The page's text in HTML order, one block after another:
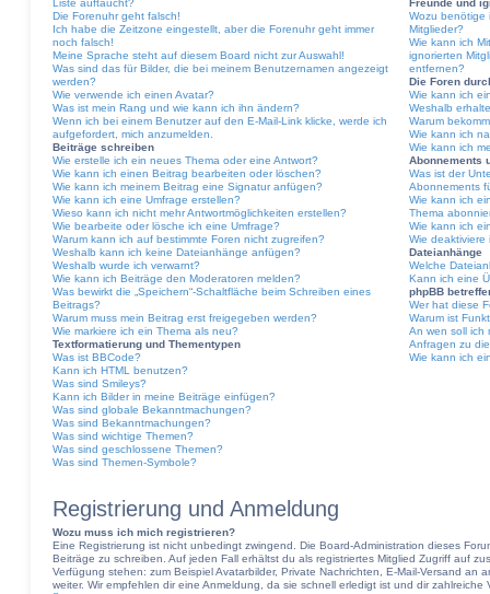
Liste auftaucht?
Die Forenuhr geht falsch!
Ich habe die Zeitzone eingestellt, aber die Forenuhr geht immer
noch falsch!
Meine Sprache steht auf diesem Board nicht zur Auswahl!
Was sind das für Bilder, die bei meinem Benutzernamen angezeigt
werden?
Wie verwende ich einen Avatar?
Was ist mein Rang und wie kann ich ihn ändern?
Wenn ich bei einem Benutzer auf den E-Mail-Link klicke, werde ich
aufgefordert, mich anzumelden.
Beiträge schreiben
Wie erstelle ich ein neues Thema oder eine Antwort?
Wie kann ich einen Beitrag bearbeiten oder löschen?
Wie kann ich meinem Beitrag eine Signatur anfügen?
Wie kann ich eine Umfrage erstellen?
Wieso kann ich nicht mehr Antwortmöglichkeiten erstellen?
Wie bearbeite oder lösche ich eine Umfrage?
Warum kann ich auf bestimmte Foren nicht zugreifen?
Weshalb kann ich keine Dateianhänge anfügen?
Weshalb wurde ich verwarnt?
Wie kann ich Beiträge den Moderatoren melden?
Was bewirkt die „Speichern“-Schaltfläche beim Schreiben eines
Beitrags?
Warum muss mein Beitrag erst freigegeben werden?
Wie markiere ich ein Thema als neu?
Textformatierung und Thementypen
Was ist BBCode?
Kann ich HTML benutzen?
Was sind Smileys?
Kann ich Bilder in meine Beiträge einfügen?
Was sind globale Bekanntmachungen?
Was sind Bekanntmachungen?
Was sind wichtige Themen?
Was sind geschlossene Themen?
Was sind Themen-Symbole?
Freunde und
Wozu benötige
Mitglieder?
Wie kann ich
ignorierten
entfernen?
Die Foren
Wie kann ich
Weshalb
Warum
Wie kann ich
Wie kann ich
Abonnements
Was ist der
Abonnements
Wie kann ich
Thema
Wie kann ich
Wie deaktiviere
Dateianhänge
Welche
Kann ich eine
phpBB
Wer hat diese
Warum ist
An wen soll ich
Anfragen zu
Wie kann ich
Registrierung und Anmeldung
Wozu muss ich mich registrieren?
Eine Registrierung ist nicht unbedingt zwingend. Die Board-Administration dieses
Beiträge zu schreiben. Auf jeden Fall erhältst du als registriertes Mitglied Zugriff auf
Verfügung stehen: zum Beispiel Avatarbilder, Private Nachrichten, E-Mail-Versand an
weiter. Wir empfehlen dir eine Anmeldung, da sie schnell erledigt ist und dir zahlreiche